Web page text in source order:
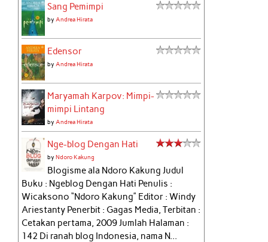
Sang Pemimpi
byAndrea Hirata
Edensor
byAndrea Hirata
Maryamah Karpov: Mimpi-
mimpi Lintang
byAndrea Hirata
Nge-blog Dengan Hati
byNdoro Kakung
Blogisme ala Ndoro Kakung Judul
Buku : Ngeblog Dengan Hati Penulis :
Wicaksono “Ndoro Kakung” Editor : Windy
Ariestanty Penerbit : Gagas Media, Terbitan :
Cetakan pertama, 2009 Jumlah Halaman :
142 Di ranah blog Indonesia, nama N...